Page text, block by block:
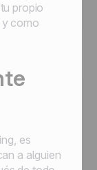
propio
como
es
a alguien